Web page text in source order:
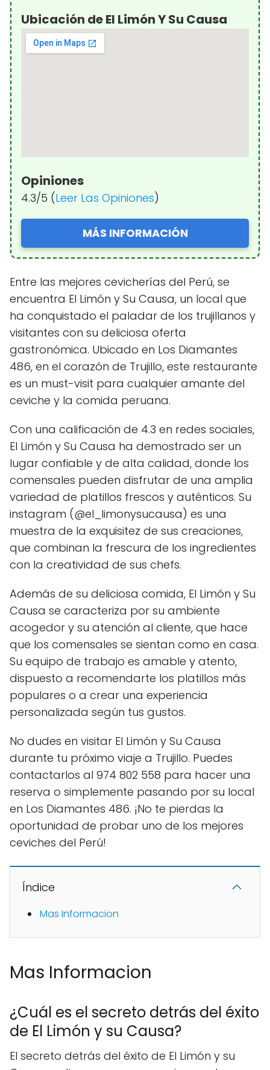
Ubicación de El Limón Y Su Causa
Opiniones
4.3/5 (Leer Las Opiniones)
MÁS INFORMACIÓN
Entre las mejores cevicherías del Perú, se
encuentra El Limón y Su Causa, un local que
ha conquistado el paladar de los trujillanos y
visitantes con su deliciosa oferta
gastronómica. Ubicado en Los Diamantes
486, en el corazón de Trujillo, este restaurante
es un must-visit para cualquier amante del
ceviche y la comida peruana.
Con una calificación de 4.3 en redes sociales,
El Limón y Su Causa ha demostrado ser un
lugar confiable y de alta calidad, donde los
comensales pueden disfrutar de una amplia
variedad de platillos frescos y auténticos. Su
instagram (@el_limonysucausa) es una
muestra de la exquisitez de sus creaciones,
que combinan la frescura de los ingredientes
con la creatividad de sus chefs.
Además de su deliciosa comida, El Limón y Su
Causa se caracteriza por su ambiente
acogedor y su atención al cliente, que hace
que los comensales se sientan como en casa.
Su equipo de trabajo es amable y atento,
dispuesto a recomendarte los platillos más
populares o a crear una experiencia
personalizada según tus gustos.
No dudes en visitar El Limón y Su Causa
durante tu próximo viaje a Trujillo. Puedes
contactarlos al 974 802 558 para hacer una
reserva o simplemente pasando por su local
en Los Diamantes 486. ¡No te pierdas la
oportunidad de probar uno de los mejores
ceviches del Perú!
Índice
Mas Informacion
Mas Informacion
¿Cuál es el secreto detrás del éxito
de El Limón y su Causa?
El secreto detrás del éxito de El Limón y su